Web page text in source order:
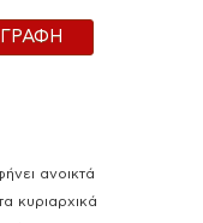
ανοικτά
κυριαρχικά